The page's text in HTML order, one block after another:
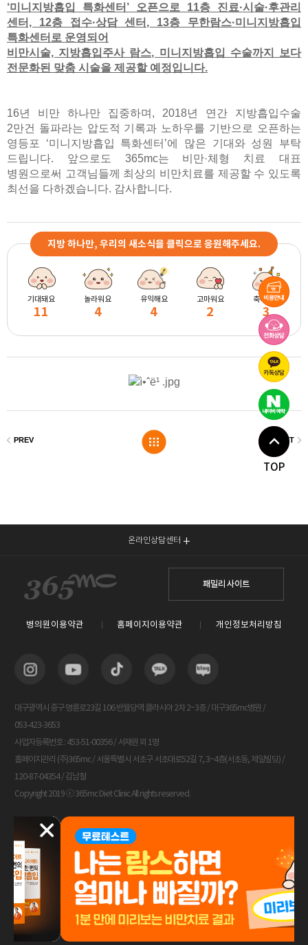
‘미니지방흡입 특화센터’ 오픈으로 11층 진료·시술·후관리
센터, 12층 접수·상담 센터, 13층 무한람스·미니지방흡입
특화센터로 운영되어
비만시술, 지방흡입주사 람스, 미니지방흡입 수술까지 보다
전문화된 맞춤 시술을 제공할 예정입니다.
16년 비만 하나만 집중하며, 2018년 연간 지방흡입수술
2만건 돌파라는 압도적 기록과 노하우를 기반으로 오픈하는
영등포 ‘미니지방흡입 특화센터’에 많은 기대와 성원 부탁
드립니다. 앞으로도 365mc는 비만·체형 치료 대표
병원으로써 고객님들께 최상의 비만치료를 제공할 수 있도록
최선을 다하겠습니다. 감사합니다.
지방 하나만, 우리의 새소식을 클릭으로 응원해주세요.
기대돼요
11
놀라워요
4
유익해요
4
고마워요
2
축하해요
3
TOP
온라인상담센터
패밀리 사이트
병의원이용약관 홈페이지이용약관 개인정보처리방침
대구광역시 중구 명륜로23길 106 반월당역 클라시아 2차 2~3층 / 대구365mc병원 /
053-423-3653
사업자등록번호 : 453-51-00356 / 서재원 외 1명
홈페이지관리 (주)365mc / 서울특별시 서초구 서초대로52길 7, 3~4층(서초동, 제일빌딩) /
120-87-04354 / 김남철
Copyright 2019 ⓒ 365mc Diet Clinic All rights reserved.